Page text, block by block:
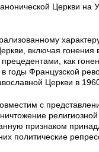
Церкви на
включая гонения
как
годы Французской
Церкви в
с
признаком
политические